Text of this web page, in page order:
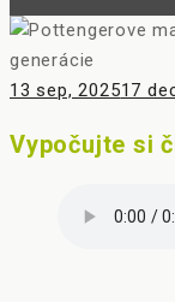
Posted
13 sep, 202517
Vypočujte si